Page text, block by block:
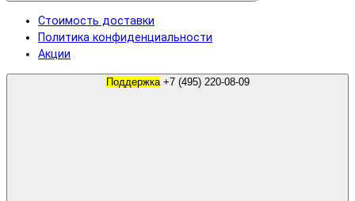
Стоимость доставки
Политика конфиденциальности
Акции
Поддержка +7 (495) 220-08-09